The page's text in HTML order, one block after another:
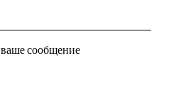
сообщение